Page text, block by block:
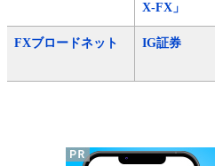
X-FX」
FXブロードネット IG証券